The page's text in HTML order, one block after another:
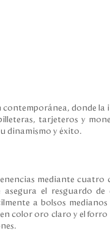
donde la
tarjeteros y
dinamismo y éxito.
mediante cuatro
el resguardo de
a bolsos
color oro claro y el